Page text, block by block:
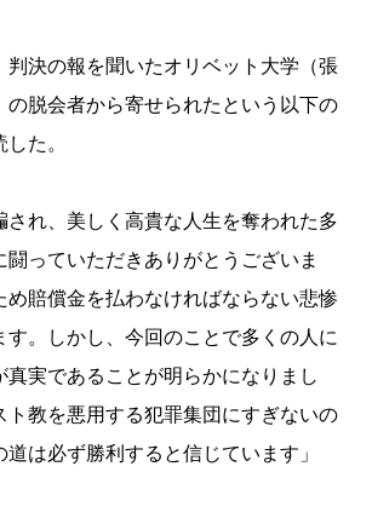
判決の報を聞いたオリベット大学（張
の脱会者から寄せられたという以下の
た。
され、美しく高貴な人生を奪われた多
闘っていただきありがとうございま
め賠償金を払わなければならない悲惨
す。しかし、今回のことで多くの人に
真実であることが明らかになりまし
ト教を悪用する犯罪集団にすぎないの
は必ず勝利すると信じています」